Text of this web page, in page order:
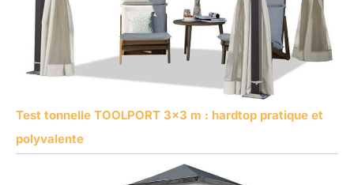
Test tonnelle TOOLPORT 3×3 m : hardtop pratique et
polyvalente